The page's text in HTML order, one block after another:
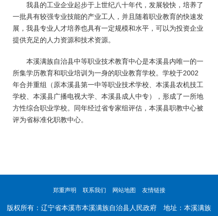
我县的工业企业起步于上世纪八十年代，发展较快，培养了
一批具有较强专业技能的产业工人，并且随着职业教育的快速发
展，我县专业人才培养也具有一定规模和水平，可以为投资企业
提供充足的人力资源和技术资源。
本溪满族自治县中等职业技术教育中心是本溪县内唯一的一
所集学历教育和职业培训为一身的职业教育学校。学校于2002
年合并重组（原本溪县第一中等职业技术学校、本溪县农机技工
学校、本溪县广播电视大学、本溪县成人中专），形成了一所地
方性综合职业学校。同年经过省专家组评估，本溪县职教中心被
评为省标准化职教中心。
郑重声明 联系我们 网站地图 友情链接
版权所有：辽宁省本溪市本溪满族自治县人民政府 地址：本溪满族